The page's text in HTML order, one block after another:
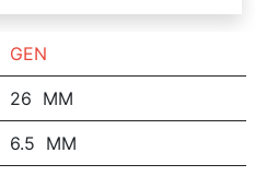
GEN
26 MM
6.5 MM